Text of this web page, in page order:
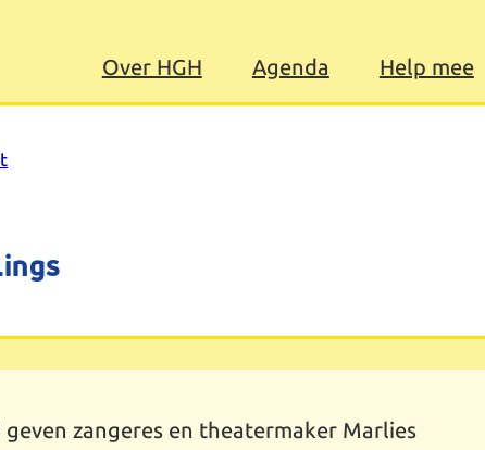
Over HGH Agenda Help mee
zangeres en theatermaker Marlies